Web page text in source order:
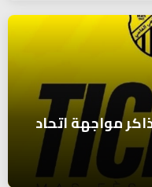
مواجهة اتحاد